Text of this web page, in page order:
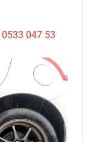
0533 047 53